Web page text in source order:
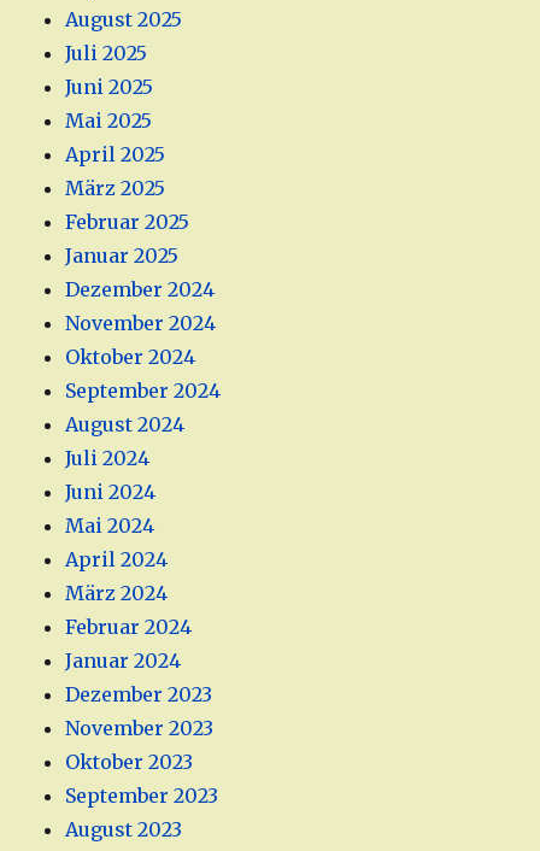
August 2025
Juli 2025
Juni 2025
Mai 2025
April 2025
März 2025
Februar 2025
Januar 2025
Dezember 2024
November 2024
Oktober 2024
September 2024
August 2024
Juli 2024
Juni 2024
Mai 2024
April 2024
März 2024
Februar 2024
Januar 2024
Dezember 2023
November 2023
Oktober 2023
September 2023
August 2023